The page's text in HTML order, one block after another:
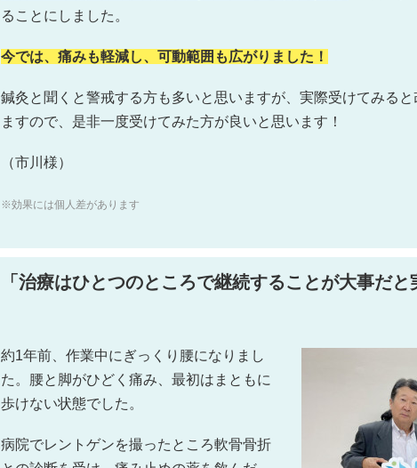
ることにしました。
今では、痛みも軽減し、可動範囲も広がりました！
鍼灸と聞くと警戒する方も多いと思いますが、実際受けてみる
ますので、是非一度受けてみた方が良いと思います！
（市川様）
※効果には個人差があります
「治療はひとつのところで継続することが大事だと
約1年前、作業中にぎっくり腰になりまし
た。腰と脚がひどく痛み、最初はまともに
歩けない状態でした。
病院でレントゲンを撮ったところ軟骨骨折